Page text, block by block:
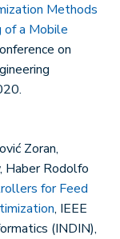
Methods
of a Mobile
on
Zoran,
Haber Rodolfo
for Feed
, IEEE
(INDIN),